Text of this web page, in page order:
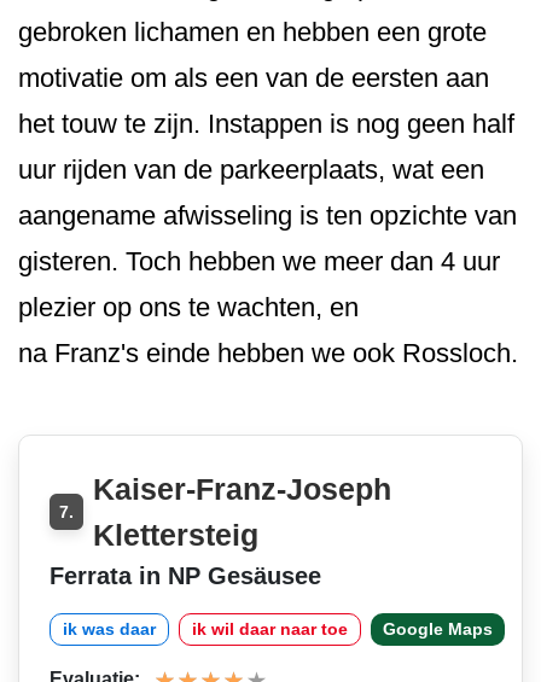
gebroken lichamen en hebben een grote
motivatie om als een van de eersten aan
het touw te zijn. Instappen is nog geen half
uur rijden van de parkeerplaats, wat een
aangename afwisseling is ten opzichte van
gisteren. Toch hebben we meer dan 4 uur
plezier op ons te wachten, en
na Franz's einde hebben we ook Rossloch.
7.
Kaiser-Franz-Joseph
Klettersteig
Ferrata in NP Gesäusee
ik was daar ik wil daar naar toe Google Maps